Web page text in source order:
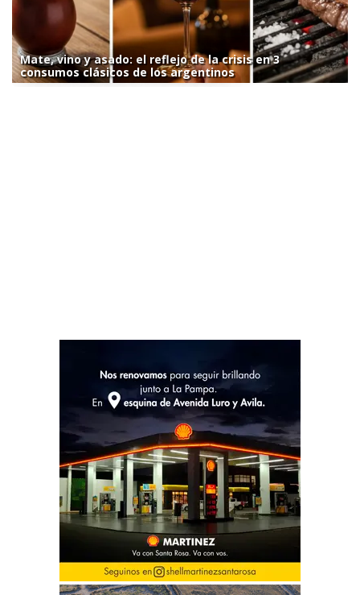
Mate, vino y asado: el reflejo de la crisis en 3
consumos clásicos de los argentinos